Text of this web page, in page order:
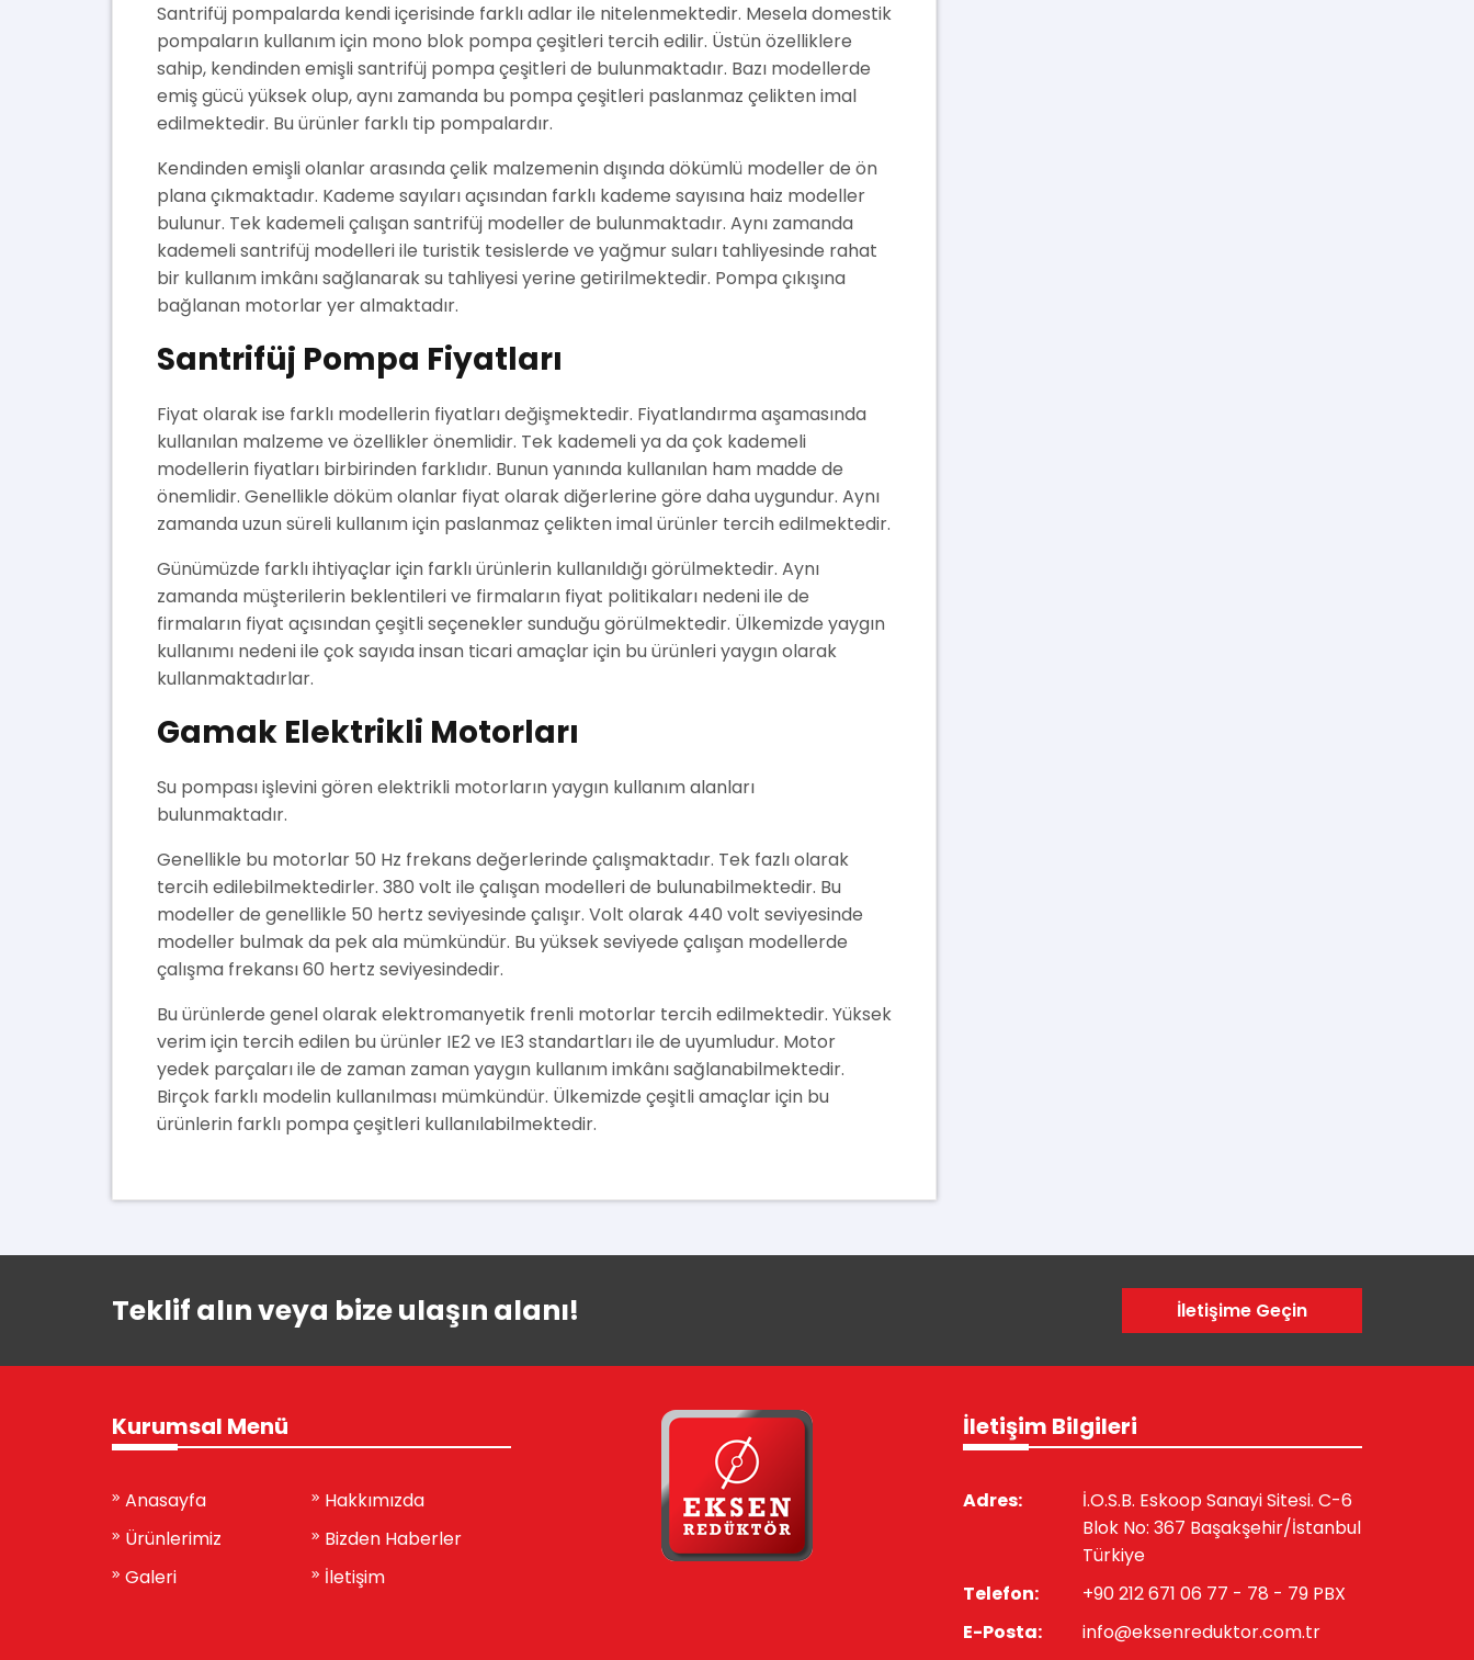
Santrifüj pompalarda kendi içerisinde farklı adlar ile nitelenmektedir. Mesela domestik
pompaların kullanım için mono blok pompa çeşitleri tercih edilir. Üstün özelliklere
sahip, kendinden emişli santrifüj pompa çeşitleri de bulunmaktadır. Bazı modellerde
emiş gücü yüksek olup, aynı zamanda bu pompa çeşitleri paslanmaz çelikten imal
edilmektedir. Bu ürünler farklı tip pompalardır.
Kendinden emişli olanlar arasında çelik malzemenin dışında dökümlü modeller de ön
plana çıkmaktadır. Kademe sayıları açısından farklı kademe sayısına haiz modeller
bulunur. Tek kademeli çalışan santrifüj modeller de bulunmaktadır. Aynı zamanda
kademeli santrifüj modelleri ile turistik tesislerde ve yağmur suları tahliyesinde rahat
bir kullanım imkânı sağlanarak su tahliyesi yerine getirilmektedir. Pompa çıkışına
bağlanan motorlar yer almaktadır.
Santrifüj Pompa Fiyatları
Fiyat olarak ise farklı modellerin fiyatları değişmektedir. Fiyatlandırma aşamasında
kullanılan malzeme ve özellikler önemlidir. Tek kademeli ya da çok kademeli
modellerin fiyatları birbirinden farklıdır. Bunun yanında kullanılan ham madde de
önemlidir. Genellikle döküm olanlar fiyat olarak diğerlerine göre daha uygundur. Aynı
zamanda uzun süreli kullanım için paslanmaz çelikten imal ürünler tercih edilmektedir.
Günümüzde farklı ihtiyaçlar için farklı ürünlerin kullanıldığı görülmektedir. Aynı
zamanda müşterilerin beklentileri ve firmaların fiyat politikaları nedeni ile de
firmaların fiyat açısından çeşitli seçenekler sunduğu görülmektedir. Ülkemizde yaygın
kullanımı nedeni ile çok sayıda insan ticari amaçlar için bu ürünleri yaygın olarak
kullanmaktadırlar.
Gamak Elektrikli Motorları
Su pompası işlevini gören elektrikli motorların yaygın kullanım alanları
bulunmaktadır.
Genellikle bu motorlar 50 Hz frekans değerlerinde çalışmaktadır. Tek fazlı olarak
tercih edilebilmektedirler. 380 volt ile çalışan modelleri de bulunabilmektedir. Bu
modeller de genellikle 50 hertz seviyesinde çalışır. Volt olarak 440 volt seviyesinde
modeller bulmak da pek ala mümkündür. Bu yüksek seviyede çalışan modellerde
çalışma frekansı 60 hertz seviyesindedir.
Bu ürünlerde genel olarak elektromanyetik frenli motorlar tercih edilmektedir. Yüksek
verim için tercih edilen bu ürünler IE2 ve IE3 standartları ile de uyumludur. Motor
yedek parçaları ile de zaman zaman yaygın kullanım imkânı sağlanabilmektedir.
Birçok farklı modelin kullanılması mümkündür. Ülkemizde çeşitli amaçlar için bu
ürünlerin farklı pompa çeşitleri kullanılabilmektedir.
Teklif alın veya bize ulaşın alanı! İletişime Geçin
Kurumsal Menü
Anasayfa
Hakkımızda
Ürünlerimiz
Bizden Haberler
Galeri
İletişim
İletişim Bilgileri
Adres:
İ.O.S.B. Eskoop Sanayi Sitesi. C-6
Blok No: 367 Başakşehir/İstanbul
Türkiye
Telefon:
+90 212 671 06 77 - 78 - 79 PBX
E-Posta:
info@eksenreduktor.com.tr